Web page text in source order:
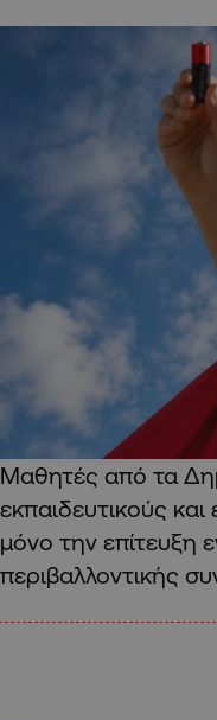
Μαθητές από τα
εκπαιδευτικούς
μόνο την επίτευξη
περιβαλλοντικής